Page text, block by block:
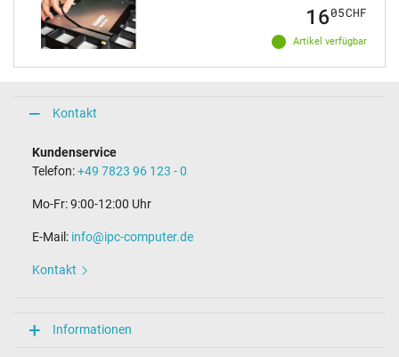
Artikel verfügbar
1605CHF
Kontakt
Kundenservice
Telefon:+49 7823 96 123 - 0
Mo-Fr: 9:00-12:00 Uhr
E-Mail: info@ipc-computer.de
Kontakt
Informationen